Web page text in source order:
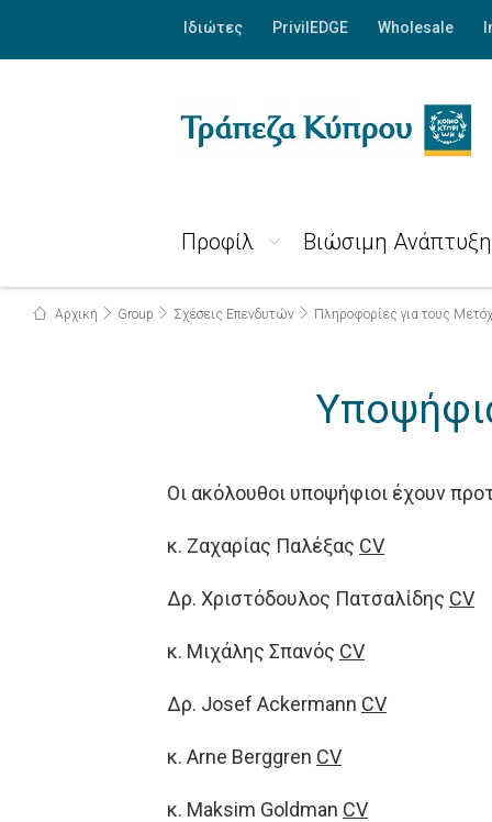
Ιδιώτες PrivilEDGE Wholesale
Προφίλ Βιώσιμη Ανάπτυξη
Αρχική Group Σχέσεις Επενδυτών Πληροφορίες για τους
Οι ακόλουθοι υποψήφιοι έχουν
κ. Ζαχαρίας Παλέξας CV
Δρ. Χριστόδουλος Πατσαλίδης CV
κ. Μιχάλης Σπανός CV
Δρ. Josef Ackermann CV
κ. Arne Berggren CV
κ. Maksim Goldman CV